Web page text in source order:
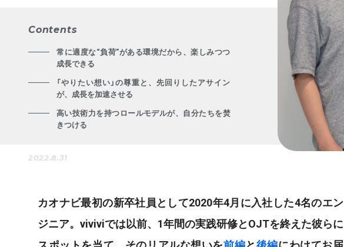
Contents
常に適度な“負荷”がある環境だから、楽しみつつ
成長できる
「やりたい想い」の尊重と、先回りしたアサイン
が、成長を加速させる
高い技術力を持つロールモデルが、自分たちを焚
きつける
2022.8.31
カオナビ最初の新卒社員として2020年4月に入社した4名のエン
ジニア。viviviでは以前、1年間の実践研修とOJTを終えた彼らに